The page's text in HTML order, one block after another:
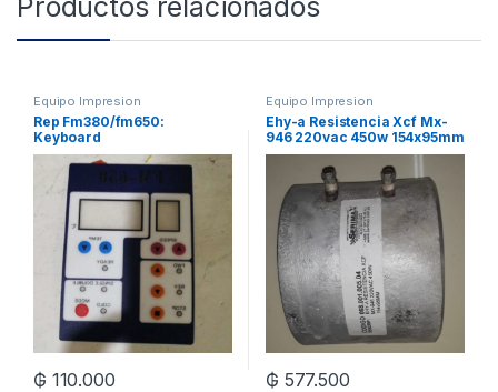
Productos relacionados
Equipo Impresion
Rep Fm380/fm650:
Keyboard
₲ 110.000
Equipo Impresion
Ehy-a Resistencia Xcf Mx-
946 220vac 450w 154x95mm
₲ 577.500